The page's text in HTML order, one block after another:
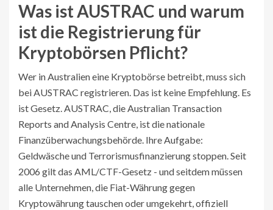
Was ist AUSTRAC und warum
ist die Registrierung für
Kryptobörsen Pflicht?
Wer in Australien eine Kryptobörse betreibt, muss sich
bei AUSTRAC registrieren. Das ist keine Empfehlung. Es
ist Gesetz. AUSTRAC, die Australian Transaction
Reports and Analysis Centre, ist die nationale
Finanzüberwachungsbehörde. Ihre Aufgabe:
Geldwäsche und Terrorismusfinanzierung stoppen. Seit
2006 gilt das AML/CTF-Gesetz - und seitdem müssen
alle Unternehmen, die Fiat-Währung gegen
Kryptowährung tauschen oder umgekehrt, offiziell